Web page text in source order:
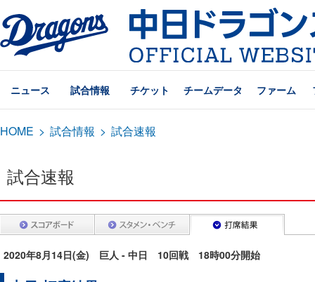
ニュース 試合情報 チケット チームデータ ファーム
HOME > 試合情報 > 試合速報
試合速報
2020年8月14日(金) 巨人 - 中日 10回戦 18時00分開始